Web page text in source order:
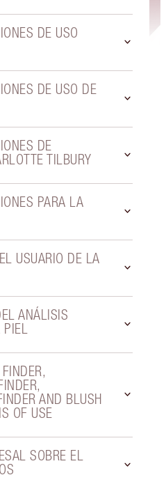
DE USO
DE USO DE
DE
TILBURY
PARA LA
USUARIO DE LA
ANÁLISIS
AND BLUSH
OF USE
SOBRE EL